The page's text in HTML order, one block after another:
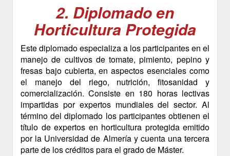
2. Diplomado en
Horticultura Protegida
Este diplomado especializa a los participantes en el
manejo de cultivos de tomate, pimiento, pepino y
fresas bajo cubierta, en aspectos esenciales como
el manejo del riego, nutrición, fitosanidad y
comercialización. Consiste en 180 horas lectivas
impartidas por expertos mundiales del sector. Al
término del diplomado los participantes obtienen el
título de expertos en horticultura protegida emitido
por la Universidad de Almería y cuenta una tercera
parte de los créditos para el grado de Máster.